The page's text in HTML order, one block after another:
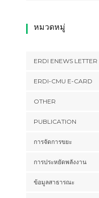
หมวดหมู่
ERDI ENEWS LETTER
ERDI-CMU E-CARD
OTHER
PUBLICATION
การจัดการขยะ
การประหยัดพลังงาน
ข้อมูลสาธารณะ